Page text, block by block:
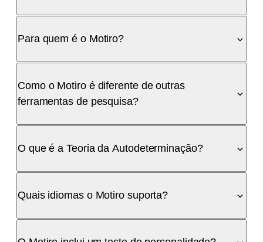
Para quem é o Motiro?
Como o Motiro é diferente de outras
ferramentas de pesquisa?
O que é a Teoria da Autodeterminação?
Quais idiomas o Motiro suporta?